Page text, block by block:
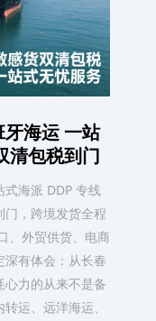
海运 一站
清包税到门
海派 DDP 专线
门，跨境发货全程
、外贸供货、电商
有体会：从长春
心力的从来不是备
运、远洋海运、